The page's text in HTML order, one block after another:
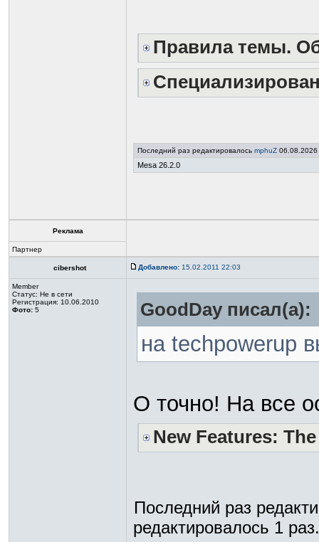
Правила темы.
Последний раз редактировалось mphuZ 06.08.2026
Mesa 26.2.0
Реклама
Партнер
cibershot Добавлено: 15.02.2011 22:03
Member
Статус: Не в сети
Регистрация: 10.06.2010
Фото: 5 GoodDay писал(а):
на techpowerup
О точно! На все
New Features:
Последний раз
редактировалось 1 раз.